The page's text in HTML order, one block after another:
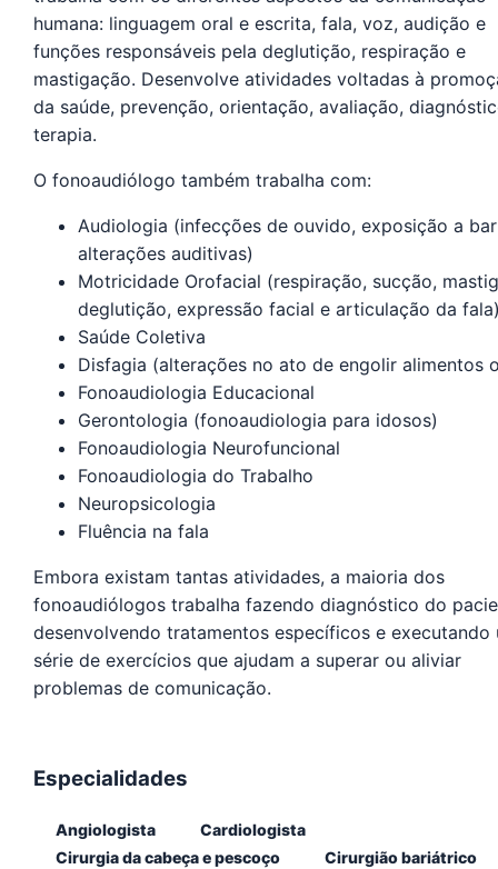
humana: linguagem oral e escrita, fala, voz, audição e
funções responsáveis pela deglutição, respiração e
mastigação. Desenvolve atividades voltadas à
da saúde, prevenção, orientação, avaliação,
terapia.
O fonoaudiólogo também trabalha com:
Audiologia (infecções de ouvido, exposição a
alterações auditivas)
Motricidade Orofacial (respiração, sucção,
deglutição, expressão facial e articulação da
Saúde Coletiva
Disfagia (alterações no ato de engolir alimentos
Fonoaudiologia Educacional
Gerontologia (fonoaudiologia para idosos)
Fonoaudiologia Neurofuncional
Fonoaudiologia do Trabalho
Neuropsicologia
Fluência na fala
Embora existam tantas atividades, a maioria dos
fonoaudiólogos trabalha fazendo diagnóstico do
desenvolvendo tratamentos específicos e executando
série de exercícios que ajudam a superar ou aliviar
problemas de comunicação.
Especialidades
Angiologista
Cardiologista
Cirurgia da cabeça e pescoço
Cirurgião bariátrico